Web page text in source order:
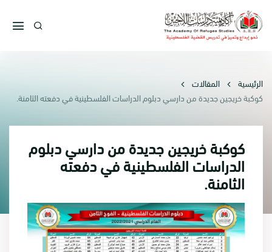
الرئيسية
المقالات
كوكبة خريجين جديدة من دارسي دبلوم الدراسات الفلسطينية في دفعته الثامنة.
كوكبة خريجين جديدة من دارسي دبلوم
الدراسات الفلسطينية في دفعته
الثامنة.